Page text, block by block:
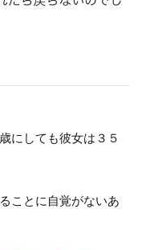
にしても彼女は３５
ことに自覚がないあ